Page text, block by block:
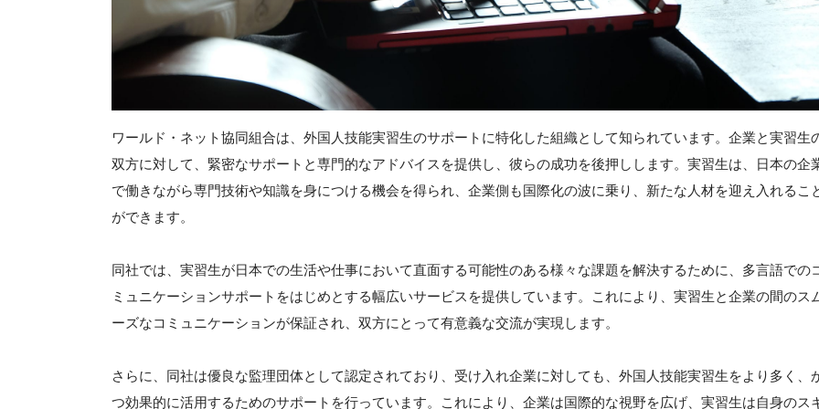
ワールド・ネット協同組合は、外国人技能実習生のサポートに特化した組織として知られています。企業と実習生
双方に対して、緊密なサポートと専門的なアドバイスを提供し、彼らの成功を後押しします。実習生は、日本の企
で働きながら専門技術や知識を身につける機会を得られ、企業側も国際化の波に乗り、新たな人材を迎え入れるこ
ができます。
同社では、実習生が日本での生活や仕事において直面する可能性のある様々な課題を解決するために、多言語での
ミュニケーションサポートをはじめとする幅広いサービスを提供しています。これにより、実習生と企業の間のス
ーズなコミュニケーションが保証され、双方にとって有意義な交流が実現します。
さらに、同社は優良な監理団体として認定されており、受け入れ企業に対しても、外国人技能実習生をより多く、
つ効果的に活用するためのサポートを行っています。これにより、企業は国際的な視野を広げ、実習生は自身のス